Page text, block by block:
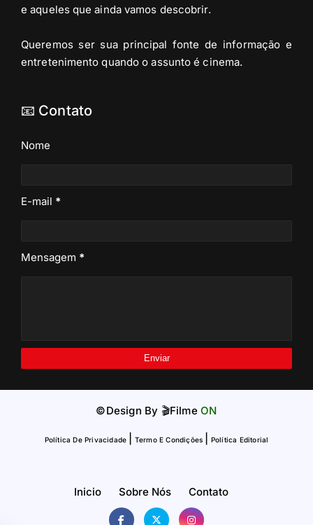
e aqueles que ainda vamos descobrir.
Queremos ser sua principal fonte de informação e
entretenimento quando o assunto é cinema.
📧 Contato
Nome
E-mail *
Mensagem *
©Design By 🎬Filme ON
Política De Privacidade Termo E Condições Política Editorial
Inicio Sobre Nós Contato